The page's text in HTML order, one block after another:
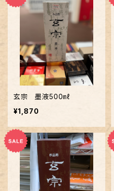
玄宗 墨液500㎖
¥1,870